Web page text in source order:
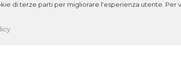
di terze parti per migliorare l'esperienza utente. Per